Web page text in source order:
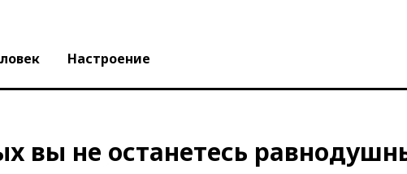
Настроение
вы не останетесь